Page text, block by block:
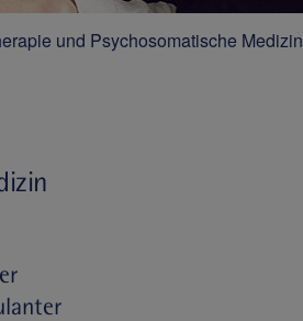
und Psychosomatische Medizin